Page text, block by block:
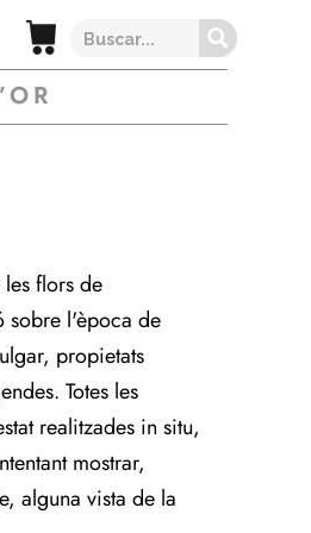
flors de
sobre l'època de
propietats
Totes les
realitzades in situ,
mostrar,
alguna vista de la